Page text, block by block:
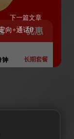
下一篇文章
电信顺利卡29元150G通用+40G定向+通话0.1元/分钟